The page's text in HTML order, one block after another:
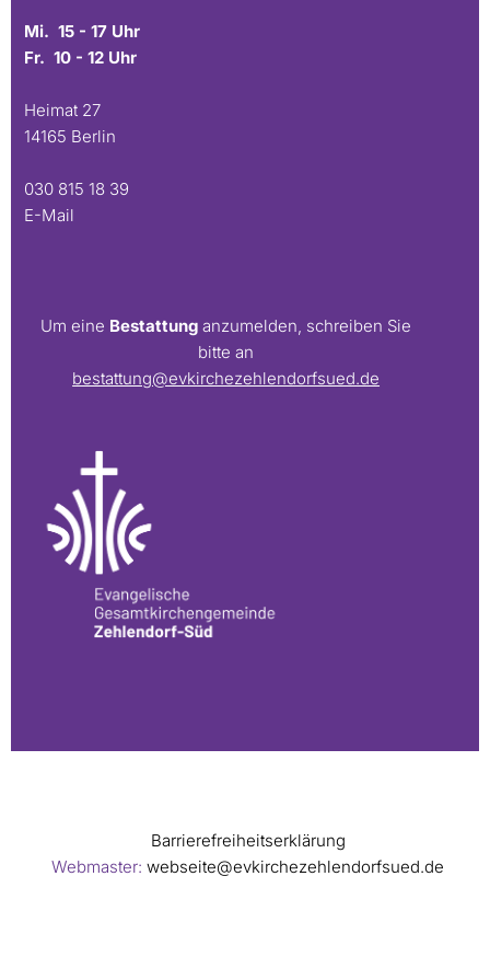
Mi. 15 - 17 Uhr
Fr. 10 - 12 Uhr
Heimat 27
14165 Berlin
030 815 18 39
E-Mail
Um eine Bestattung anzumelden, schreiben Sie
bitte an
bestattung@evkirchezehlendorfsued.de
Barrierefreiheitserklärung
Webmaster: webseite@evkirchezehlendorfsued.de